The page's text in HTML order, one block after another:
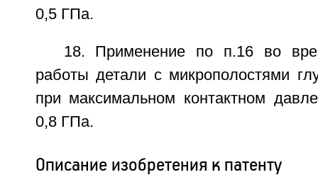
0,5 ГПа.
18. Применение по п.16 во
работы детали с микрополостями
при максимальном контактном
0,8 ГПа.
Описание изобретения к патенту